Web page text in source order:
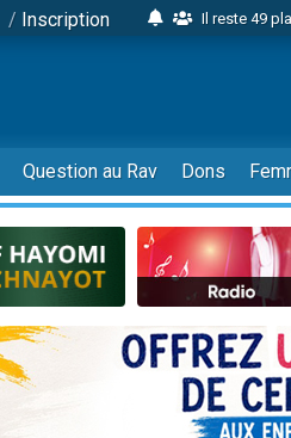
/ Inscription
Il reste 49
2 personnes
6 personnes
4
2 personnes
17 personnes
4 personnes
Il reste 49
Eva vient de
4 personnes
3 personnes
Question au Rav Dons